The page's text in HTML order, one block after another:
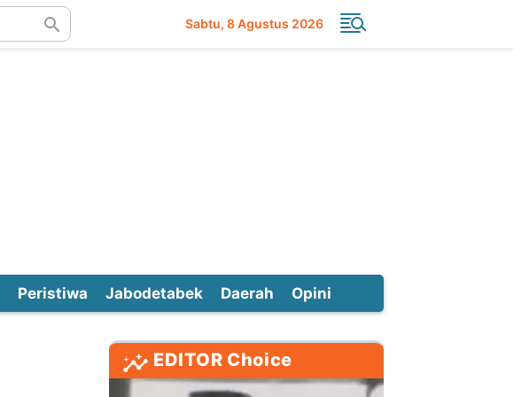
Sabtu 8 Agustus 2026
Peristiwa Jabodetabek Daerah Opini
EDITOR Choice